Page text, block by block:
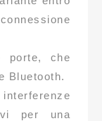
porte, che
Bluetooth.
per una